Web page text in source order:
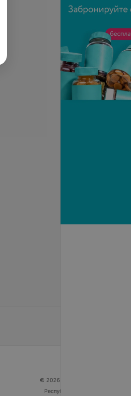
© 2026 ООО «Артокс Лаб», УНП
Республика Беларусь, г. Минск,